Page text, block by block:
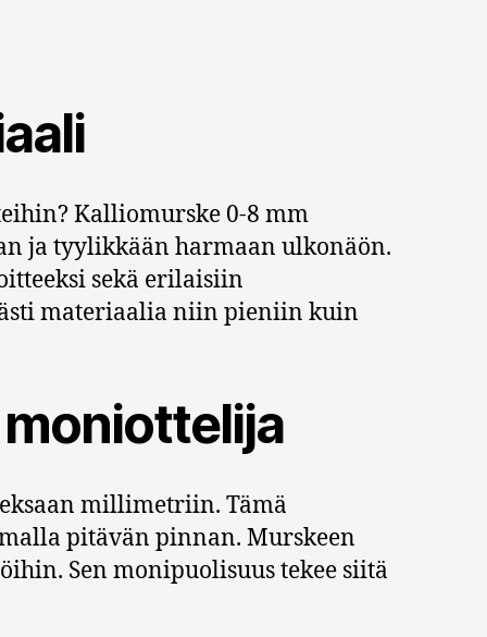
Kalliomurske 0-8 mm
ja tyylikkään harmaan ulkonäön.
sekä erilaisiin
materiaalia niin pieniin kuin
millimetriin. Tämä
pitävän pinnan. Murskeen
Sen monipuolisuus tekee siitä